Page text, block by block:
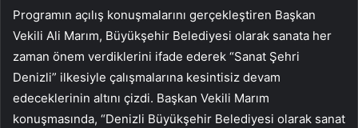
Programın açılış konuşmalarını gerçekleştiren Başkan
Vekili Ali Marım, Büyükşehir Belediyesi olarak sanata her
zaman önem verdiklerini ifade ederek “Sanat Şehri
Denizli” ilkesiyle çalışmalarına kesintisiz devam
edeceklerinin altını çizdi. Başkan Vekili Marım
konuşmasında, “Denizli Büyükşehir Belediyesi olarak sanat